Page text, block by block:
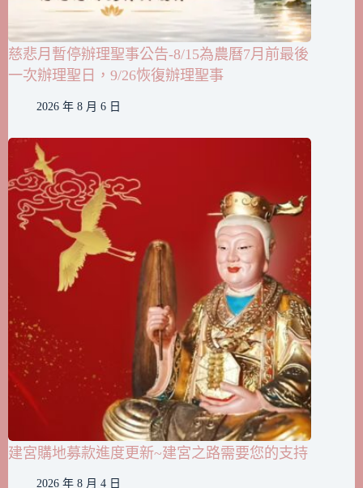
慈悲月暫停辦理聖事公告-8/15為農曆7月前最後
一次辦理聖日，9/26恢復辦理聖事
2026 年 8 月 6 日
建宮購地募款進度更新~建宮之路需要您的支持
2026 年 8 月 4 日